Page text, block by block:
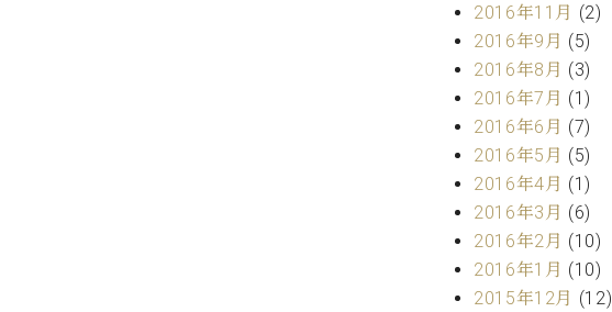
2016年11月 (2)
2016年9月 (5)
2016年8月 (3)
2016年7月 (1)
2016年6月 (7)
2016年5月 (5)
2016年4月 (1)
2016年3月 (6)
2016年2月 (10)
2016年1月 (10)
2015年12月 (12)